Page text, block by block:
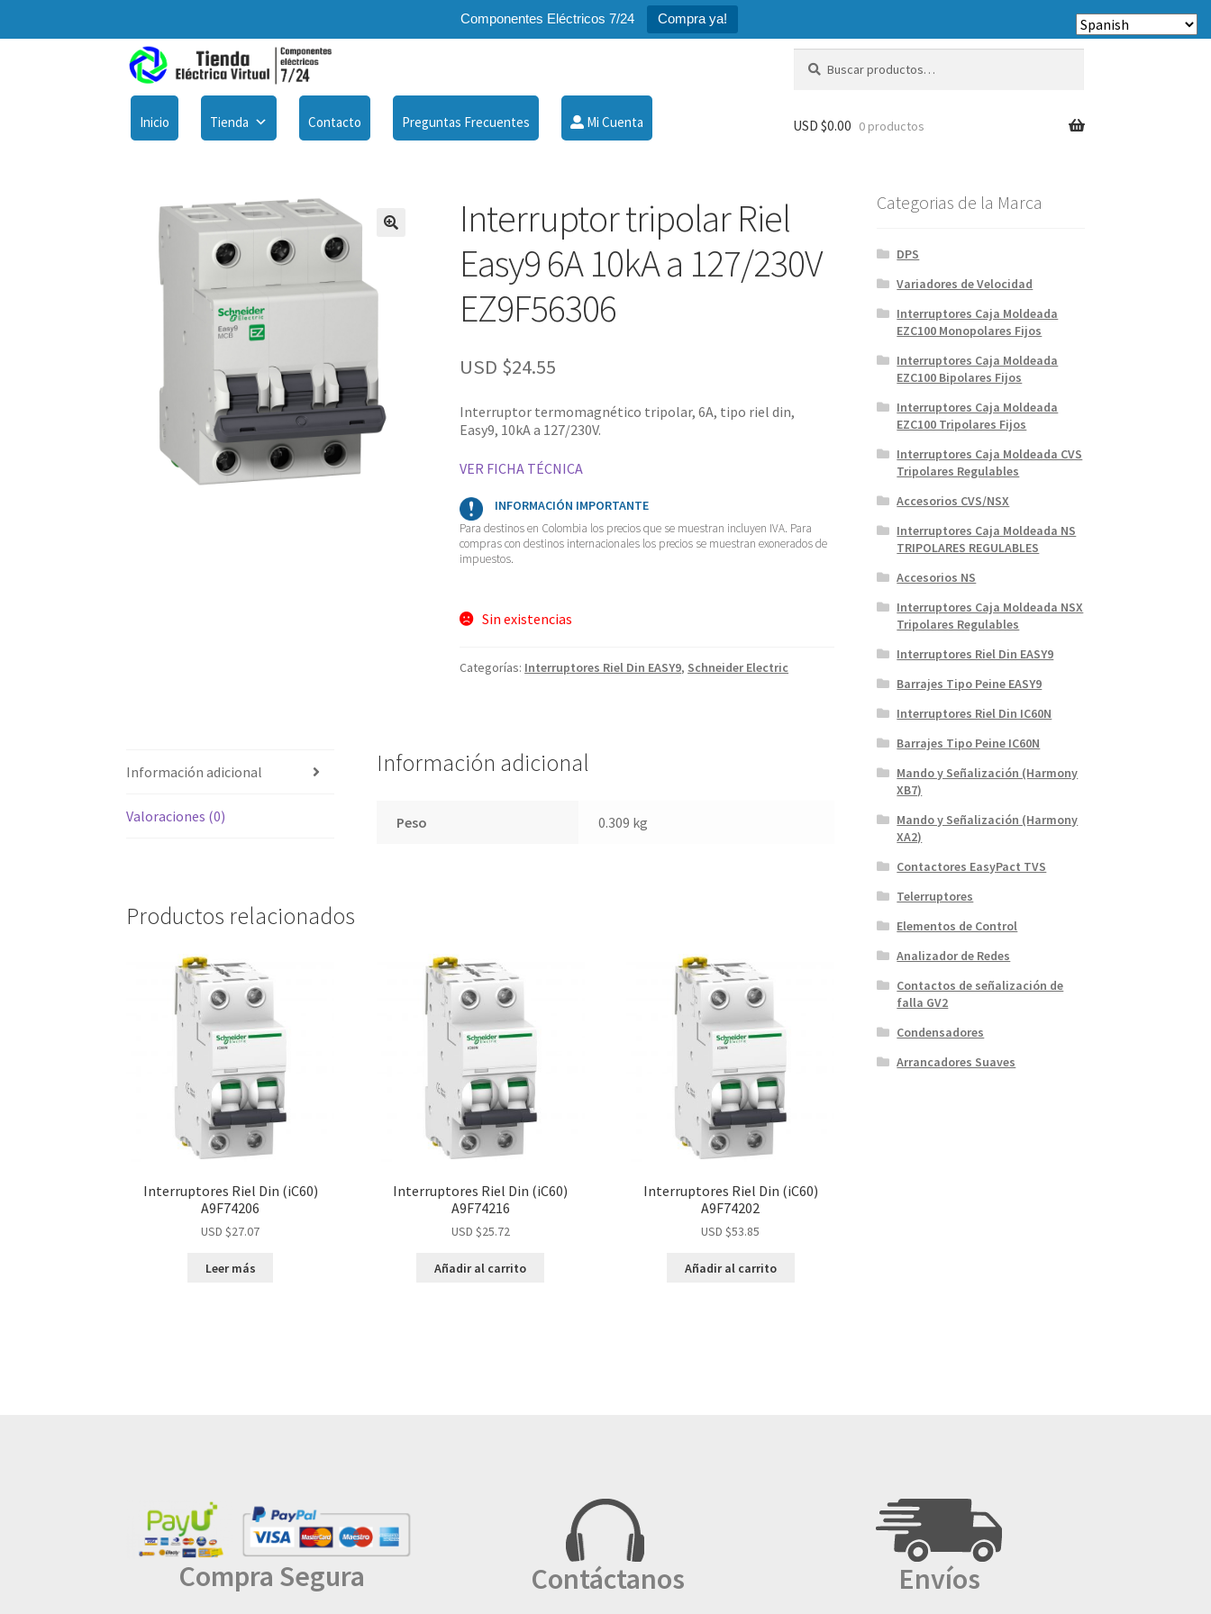
Componentes Eléctricos 7/24 Compra ya!
Buscar
Inicio Tienda Contacto Preguntas Frecuentes Mi Cuenta USD $0.00 0 productos
Interruptor tripolar Riel
Easy9 6A 10kA a 127/230V
EZ9F56306
USD $24.55
Interruptor termomagnético tripolar, 6A, tipo riel din,
Easy9, 10kA a 127/230V.
VER FICHA TÉCNICA
INFORMACIÓN IMPORTANTE
Para destinos en Colombia los precios que se muestran incluyen IVA. Para
compras con destinos internacionales los precios se muestran exonerados de
impuestos.
Sin existencias
Categorías: Interruptores Riel Din EASY9, Schneider Electric
Información adicional
Valoraciones (0)
Información adicional
Peso 0.309 kg
Productos relacionados
Interruptores Riel Din (iC60)
A9F74206
USD $27.07
Leer más
Interruptores Riel Din (iC60)
A9F74216
USD $25.72
Añadir al carrito
Interruptores Riel Din (iC60)
A9F74202
USD $53.85
Añadir al carrito
Categorias de la Marca
DPS
Variadores de Velocidad
Interruptores Caja Moldeada
EZC100 Monopolares Fijos
Interruptores Caja Moldeada
EZC100 Bipolares Fijos
Interruptores Caja Moldeada
EZC100 Tripolares Fijos
Interruptores Caja Moldeada CVS
Tripolares Regulables
Accesorios CVS/NSX
Interruptores Caja Moldeada NS
TRIPOLARES REGULABLES
Accesorios NS
Interruptores Caja Moldeada NSX
Tripolares Regulables
Interruptores Riel Din EASY9
Barrajes Tipo Peine EASY9
Interruptores Riel Din IC60N
Barrajes Tipo Peine IC60N
Mando y Señalización (Harmony
XB7)
Mando y Señalización (Harmony
XA2)
Contactores EasyPact TVS
Telerruptores
Elementos de Control
Analizador de Redes
Contactos de señalización de
falla GV2
Condensadores
Arrancadores Suaves
Compra Segura Contáctanos Envíos